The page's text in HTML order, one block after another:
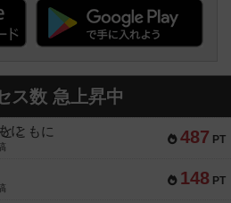
ス数 急上昇中
487 PT
ともに
148 PT